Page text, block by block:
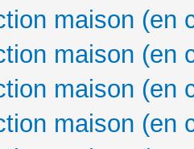
maison (en
maison (en
maison (en
maison (en